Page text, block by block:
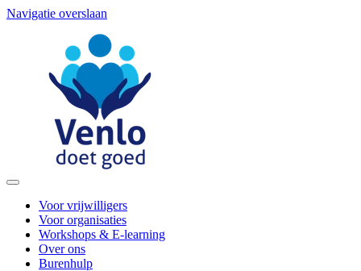
Navigatie overslaan
Voor vrijwilligers
Voor organisaties
Workshops & E-learning
Over ons
Burenhulp